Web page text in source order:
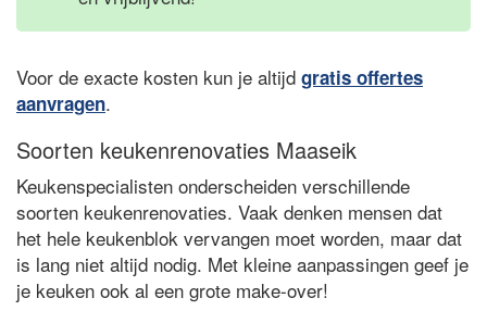
Voor de exacte kosten kun je altijd gratis offertes
aanvragen.
Soorten keukenrenovaties Maaseik
Keukenspecialisten onderscheiden verschillende
soorten keukenrenovaties. Vaak denken mensen dat
het hele keukenblok vervangen moet worden, maar dat
is lang niet altijd nodig. Met kleine aanpassingen geef je
je keuken ook al een grote make-over!